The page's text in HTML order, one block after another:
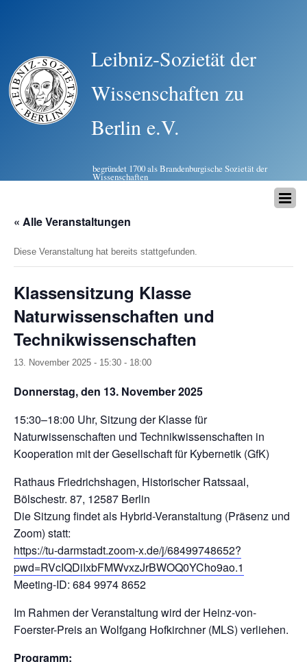
Leibniz-Sozietät der
Wissenschaften zu
Berlin e.V.
begründet 1700 als Brandenburgische Sozietät der
Wissenschaften
« Alle Veranstaltungen
Diese Veranstaltung hat bereits stattgefunden.
Klassensitzung Klasse
Naturwissenschaften und
Technikwissenschaften
13. November 2025 - 15:30 - 18:00
Donnerstag, den 13. November 2025
15:30–18:00 Uhr, Sitzung der Klasse für
Naturwissenschaften und Technikwissenschaften in
Kooperation mit der Gesellschaft für Kybernetik (GfK)
Rathaus Friedrichshagen, Historischer Ratssaal,
Bölschestr. 87, 12587 Berlin
Die Sitzung findet als Hybrid-Veranstaltung (Präsenz und
Zoom) statt:
https://tu-darmstadt.zoom-x.de/j/68499748652?
pwd=RVcIQDiIxbFMWvxzJrBWOQ0YCho9ao.1
Meeting-ID: 684 9974 8652
Im Rahmen der Veranstaltung wird der Heinz-von-
Foerster-Preis an Wolfgang Hofkirchner (MLS) verliehen.
Programm: